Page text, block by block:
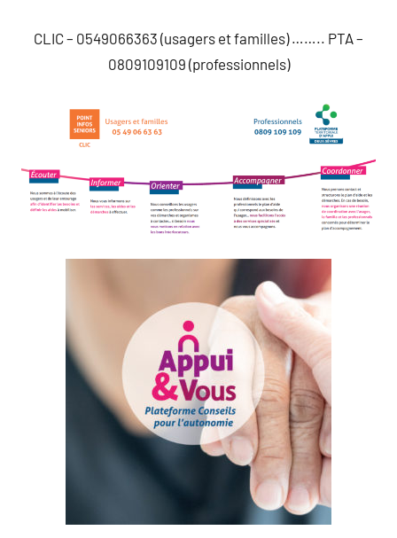
CLIC – 0549066363 (usagers et familles) …….. PTA –
0809109109 (professionnels)